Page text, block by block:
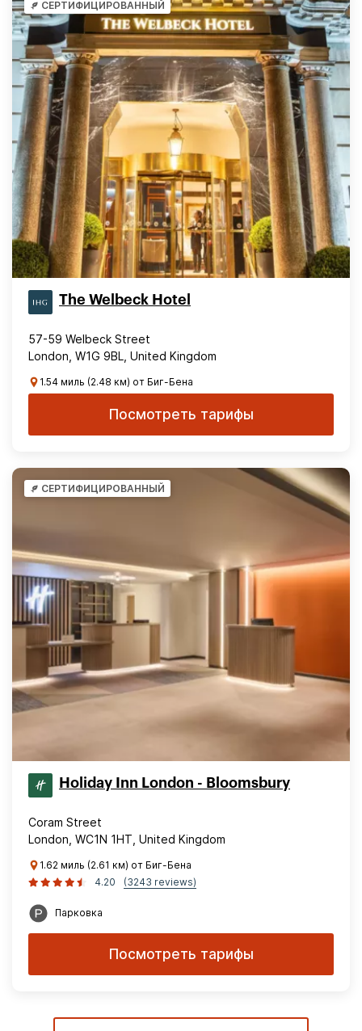
СЕРТИФИЦИРОВАННЫЙ
The Welbeck Hotel
57-59 Welbeck Street
London, W1G 9BL, United Kingdom
1.54 миль (2.48 км) от Биг-Бена
Посмотреть тарифы
СЕРТИФИЦИРОВАННЫЙ
Holiday Inn London - Bloomsbury
Coram Street
London, WC1N 1HT, United Kingdom
1.62 миль (2.61 км) от Биг-Бена
4.20
(3243 reviews)
Парковка
Посмотреть тарифы